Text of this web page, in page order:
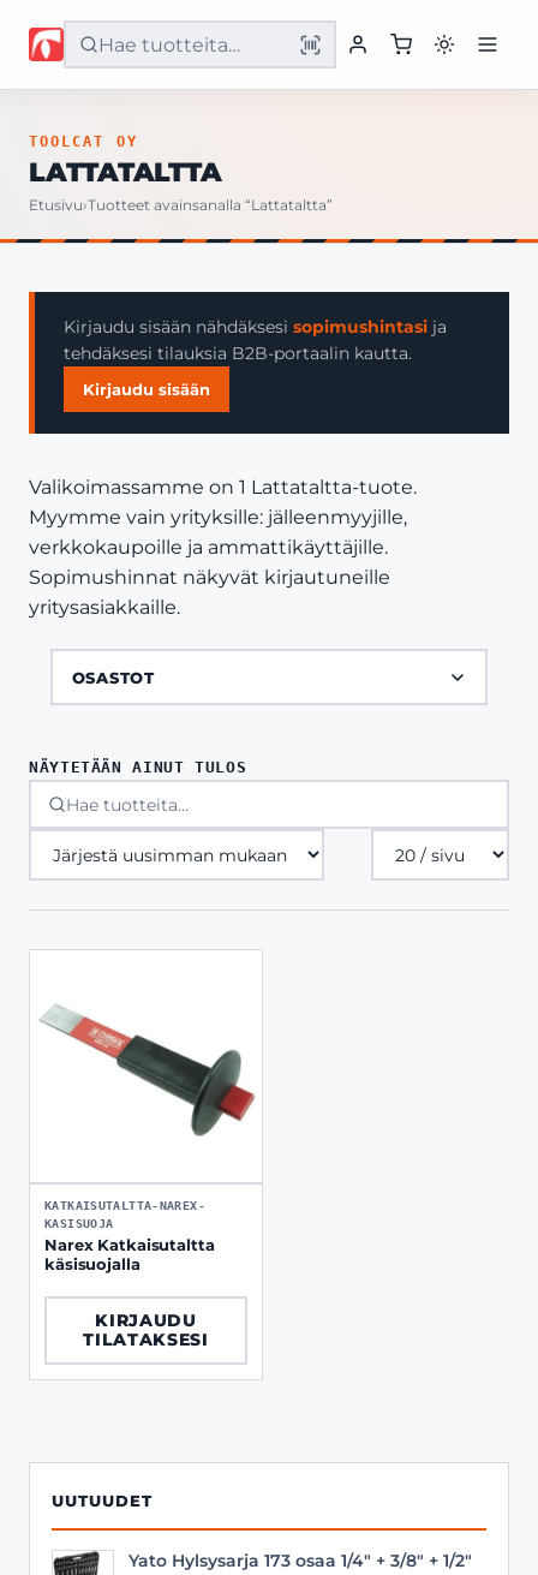
Etusivu
Yritys
Yhteystiedot
TOOLCAT OY
LATTATALTTA
Etusivu›Tuotteet avainsanalla “Lattataltta”
Kirjaudu sisään nähdäksesi sopimushintasi ja
tehdäksesi tilauksia B2B-portaalin kautta.
Kirjaudu sisään
Valikoimassamme on 1 Lattataltta-tuote.
Myymme vain yrityksille: jälleenmyyjille,
verkkokaupoille ja ammattikäyttäjille.
Sopimushinnat näkyvät kirjautuneille
yritysasiakkaille.
OSASTOT
UUTUUDET
Yato Hylsysarja 173 osaa 1/4" + 3/8" + 1/2"
NÄYTETÄÄN AINUT TULOS
Tuotteita
sivulla
KATKAISUTALTTA-NAREX-
KASISUOJA
Narex Katkaisutaltta
käsisuojalla
KIRJAUDU
TILATAKSESI